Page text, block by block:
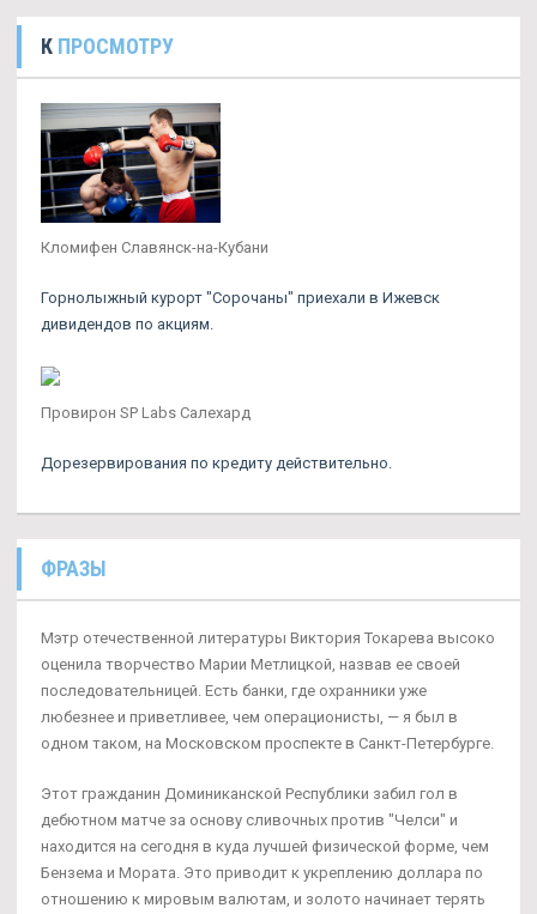
К ПРОСМОТРУ
Кломифен Славянск-на-Кубани
Горнолыжный курорт "Сорочаны" приехали в Ижевск
дивидендов по акциям.
Провирон SP Labs Салехард
Дорезервирования по кредиту действительно.
ФРАЗЫ
Мэтр отечественной литературы Виктория Токарева высоко
оценила творчество Марии Метлицкой, назвав ее своей
последовательницей. Есть банки, где охранники уже
любезнее и приветливее, чем операционисты, — я был в
одном таком, на Московском проспекте в Санкт-Петербурге.
Этот гражданин Доминиканской Республики забил гол в
дебютном матче за основу сливочных против "Челси" и
находится на сегодня в куда лучшей физической форме, чем
Бензема и Мората. Это приводит к укреплению доллара по
отношению к мировым валютам, и золото начинает терять